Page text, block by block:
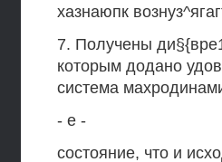
хазнаюпк
7. Получены
которым додано
система
- е -
состояние, что и